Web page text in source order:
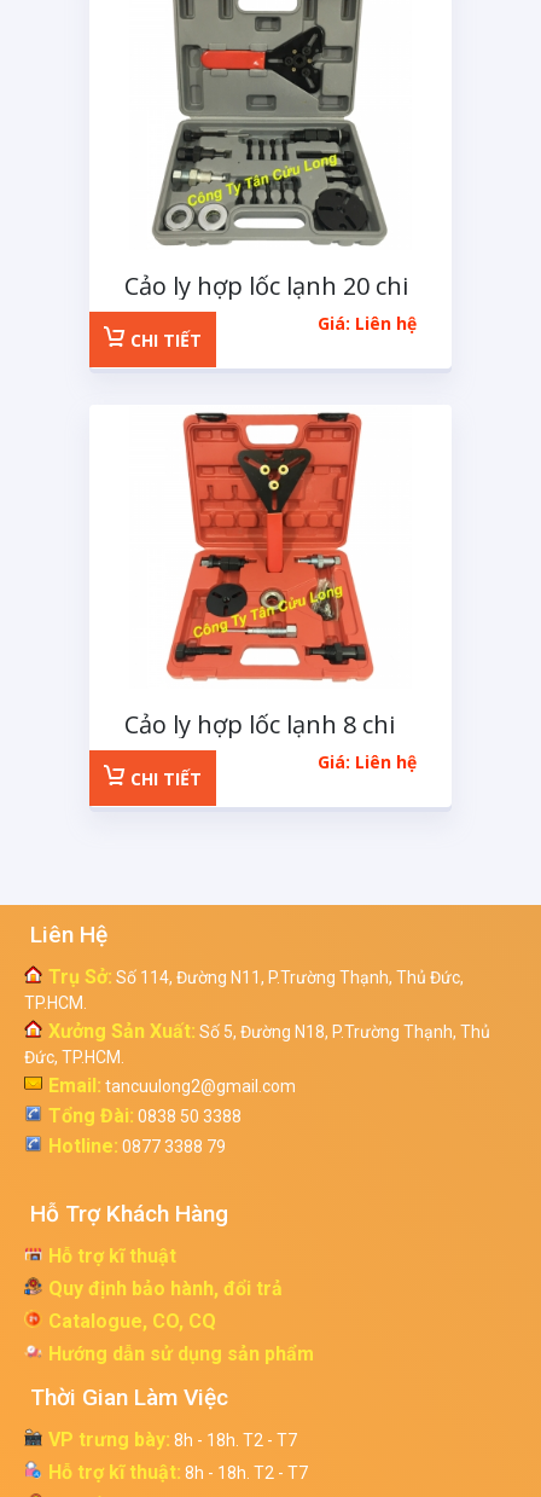
Cảo ly hợp lốc lạnh 20 chi
tiết
Giá: Liên hệ
CHI TIẾT
Cảo ly hợp lốc lạnh 8 chi
tiết
Giá: Liên hệ
CHI TIẾT
Liên Hệ
Trụ Sở: Số 114, Đường N11, P.Trường Thạnh, Thủ Đức,
TP.HCM.
Xưởng Sản Xuất: Số 5, Đường N18, P.Trường Thạnh, Thủ
Đức, TP.HCM.
Email: tancuulong2@gmail.com
Tổng Đài: 0838 50 3388
Hotline: 0877 3388 79
Hỗ Trợ Khách Hàng
Hỗ trợ kĩ thuật
Quy định bảo hành, đổi trả
Catalogue, CO, CQ
Hướng dẫn sử dụng sản phẩm
Thời Gian Làm Việc
VP trưng bày: 8h - 18h. T2 - T7
Hỗ trợ kĩ thuật: 8h - 18h. T2 - T7